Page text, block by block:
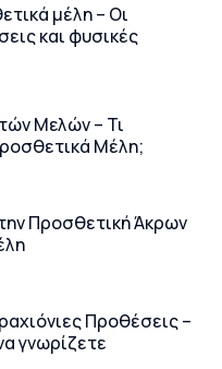
μέλη – Οι
και φυσικές
Μελών – Τι
Μέλη;
Προσθετική Άκρων
Προθέσεις –
γνωρίζετε